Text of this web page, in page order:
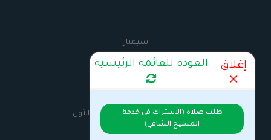
سيمنار
AnbaMaximus
السيرة الذاتية للانبا مكسيموس الأول
إغلاق العودة للقائمة الرئيسية
طلب صلاة (الاشتراك فى خدمة
المسيح الشافي)